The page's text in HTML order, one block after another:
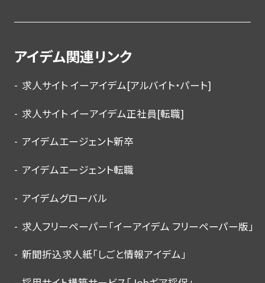
アイデム関連リンク
求人サイト イーアイデム[アルバイト・パート]
求人サイト イーアイデム正社員[転職]
アイデムエージェント新卒
アイデムエージェント転職
アイデムグローバル
求人フリーペーパー「イーアイデム フリーペーパー版」
新聞折込求人紙「しごと情報アイデム」